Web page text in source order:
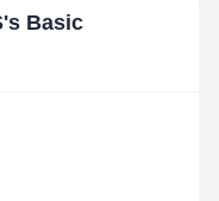
's Basic